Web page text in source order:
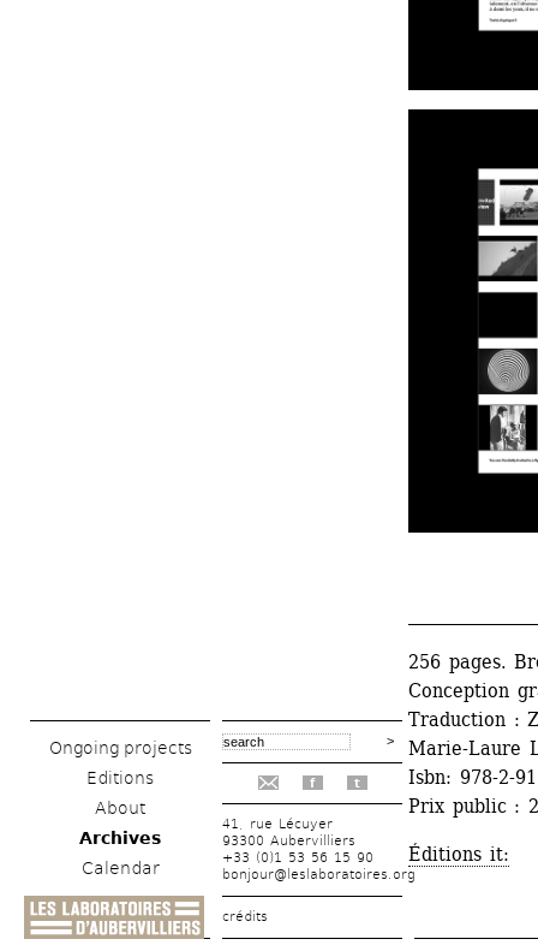
Ongoing projects
Editions
About
Archives
Calendar
f t
41, rue Lécuyer
93300 Aubervilliers
+33 (0)1 53 56 15 90
bonjour@leslaboratoires.org
crédits
256 pages.
Conception
Traduction :
Marie-Laure
Isbn: 978-2-
Prix public :
Éditions it: